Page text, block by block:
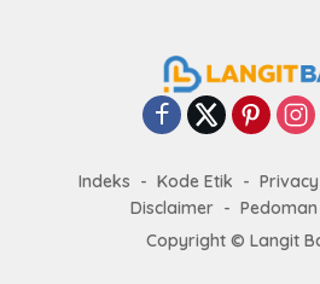
Indeks Kode Etik
Disclaimer
Copyright © Langit